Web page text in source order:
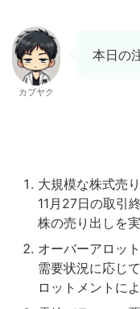
カブヤク
本日の
大規模な株式売
11月27日の取引
株の売り出しを
オーバーアロッ
需要状況に応じ
ロットメントに